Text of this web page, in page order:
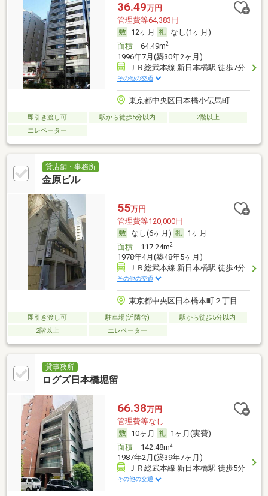
36.49万円
管理費等64,383円
12ヶ月
なし(1ヶ月)
面積64.49m2
1996年7月(築30年2ヶ月)
ＪＲ総武本線 新日本橋駅 徒歩7分
その他の交通
東京都中央区日本橋小伝馬町
即引き渡し可 駅から徒歩5分以内
2階以上
エレベーター
貸店舗・事務所
金原ビル
55万円
管理費等120,000円
なし(6ヶ月)
1ヶ月
面積117.24m2
1978年4月(築48年5ヶ月)
ＪＲ総武本線 新日本橋駅 徒歩4分
その他の交通
東京都中央区日本橋本町２丁目
即引き渡し可 駐車場(近隣含)
駅から徒歩5分以内
2階以上
エレベーター
貸事務所
ログズ日本橋堀留
66.38万円
管理費等なし
10ヶ月
1ヶ月(実費)
面積142.48m2
1987年2月(築39年7ヶ月)
ＪＲ総武本線 新日本橋駅 徒歩5分
その他の交通